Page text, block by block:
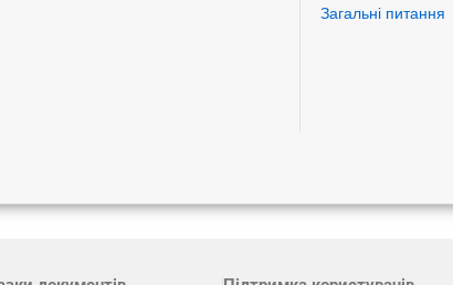
Загальні питання